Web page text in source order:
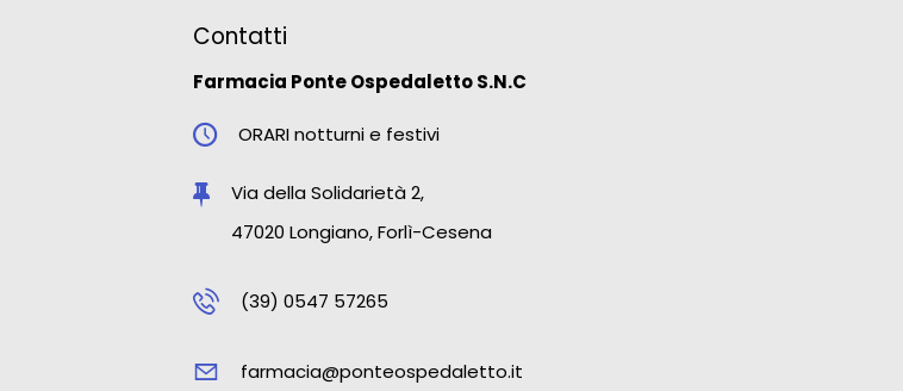
Contatti
Farmacia Ponte Ospedaletto S.N.C
ORARI notturni e festivi
Via della Solidarietà 2,
47020 Longiano, Forlì-Cesena
(39) 0547 57265
farmacia@ponteospedaletto.it